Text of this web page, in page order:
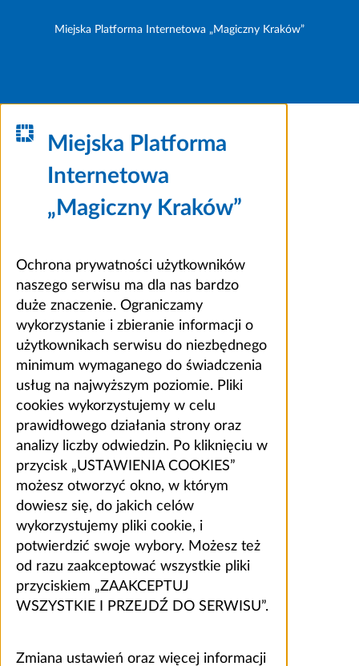
Miejska Platforma Internetowa „Magiczny Kraków”
Miejska Platforma
Internetowa
„Magiczny Kraków”
Ochrona prywatności użytkowników
naszego serwisu ma dla nas bardzo
duże znaczenie. Ograniczamy
wykorzystanie i zbieranie informacji o
użytkownikach serwisu do niezbędnego
minimum wymaganego do świadczenia
usług na najwyższym poziomie. Pliki
cookies wykorzystujemy w celu
prawidłowego działania strony oraz
analizy liczby odwiedzin. Po kliknięciu w
przycisk „USTAWIENIA COOKIES”
możesz otworzyć okno, w którym
dowiesz się, do jakich celów
wykorzystujemy pliki cookie, i
potwierdzić swoje wybory. Możesz też
od razu zaakceptować wszystkie pliki
przyciskiem „ZAAKCEPTUJ
WSZYSTKIE I PRZEJDŹ DO SERWISU”.
Zmiana ustawień oraz więcej informacji